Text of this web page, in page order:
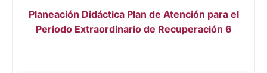
Planeación Didáctica Plan de Atención para el
Periodo Extraordinario de Recuperación 6